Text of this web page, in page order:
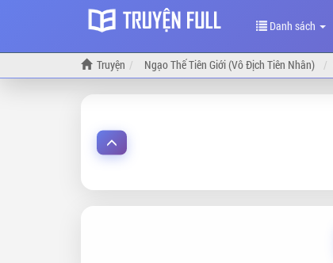
Danh sách
Truyện Ngạo Thế Tiên Giới (Vô Địch Tiên Nhân)